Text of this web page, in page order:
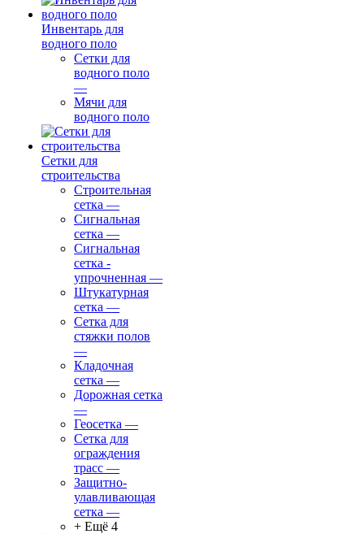
Инвентарь для
водного поло
Сетки для
водного поло
—
Мячи для
водного поло
Сетки для
строительства
Строительная
сетка —
Сигнальная
сетка —
Сигнальная
сетка -
упрочненная —
Штукатурная
сетка —
Сетка для
стяжки полов
—
Кладочная
сетка —
Дорожная сетка
—
Геосетка —
Сетка для
ограждения
трасс —
Защитно-
улавливающая
сетка —
+ Ещё 4